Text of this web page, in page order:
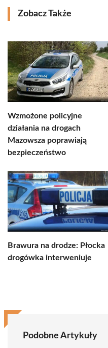
Zobacz Także
Wzmożone policyjne
działania na drogach
Mazowsza poprawiają
bezpieczeństwo
Brawura na drodze: Płocka
drogówka interweniuje
Podobne Artykuły